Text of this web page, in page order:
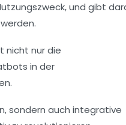
und gibt
nicht nur die
in der
sondern auch integrative